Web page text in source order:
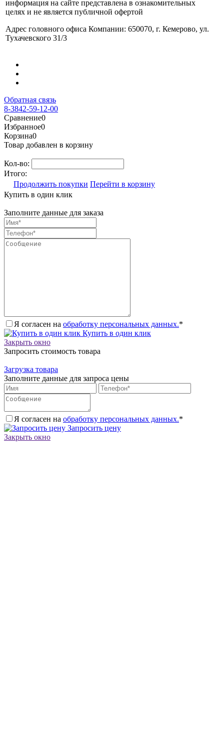
информация на сайте представлена в ознакомительных
целях и не является публичной офертой
Адрес головного офиса Компании: 650070, г. Кемерово, ул.
Тухачевского 31/3
Обратная связь
8-3842-59-12-00
Сравнение0
Избранное0
Корзина0
Товар добавлен в корзину
Кол-во:
Итого:
Продолжить покупки Перейти в корзину
Купить в один клик
Заполните данные для заказа
Я согласен на обработку персональных данных.*
Купить в один клик
Закрыть окно
Запросить стоимость товара
Загрузка товара
Заполните данные для запроса цены
Я согласен на обработку персональных данных.*
Запросить цену
Закрыть окно